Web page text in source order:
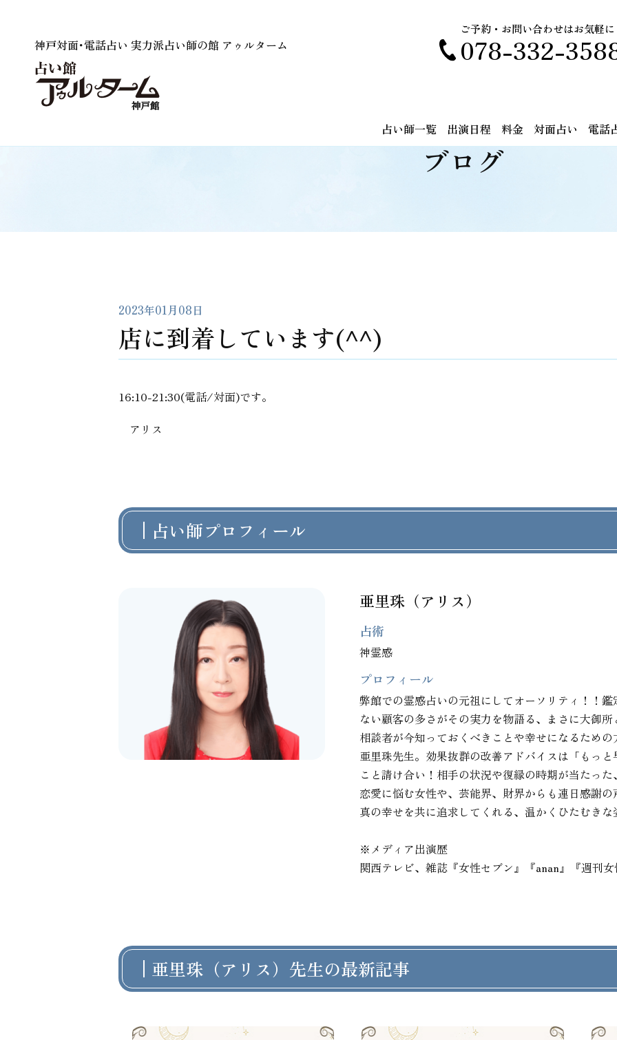
神戸対面･電話占い 実力派占い師の館 アゥルターム
ご予約・お問い合わせはお気軽に
078-332-
占い師一覧 出演日程 料金 対面占い 電話
ブログ
2023年01月08日
店に到着しています(^^)
16:10-21:30(電話/対面)です。
アリス
占い師プロフィール
亜里珠（アリス）
占術
神霊感
プロフィール
弊館での霊感占いの元祖にしてオーソリティ！！
ない顧客の多さがその実力を物語る、まさに大御所
相談者が今知っておくべきことや幸せになるため
亜里珠先生。効果抜群の改善アドバイスは「もっ
こと請け合い！相手の状況や復縁の時期が当たっ
恋愛に悩む女性や、芸能界、財界からも連日感謝の
真の幸せを共に追求してくれる、温かくひたむきな
※メディア出演歴
関西テレビ、雑誌『女性セブン』『anan』『週刊女
亜里珠（アリス）先生の最新記事